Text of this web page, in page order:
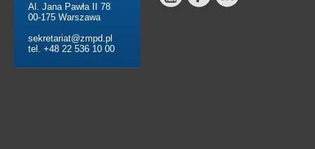
Al. Jana Pawła II 78
00-175 Warszawa
sekretariat@zmpd.pl
tel. +48 22 536 10 00